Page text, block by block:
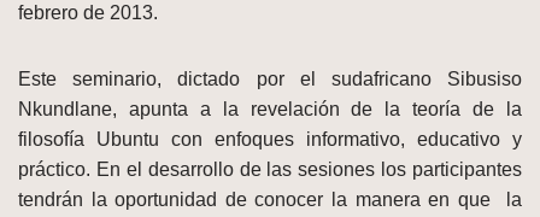
febrero de 2013.
Este seminario, dictado por el sudafricano Sibusiso
Nkundlane, apunta a la revelación de la teoría de la
filosofía Ubuntu con enfoques informativo, educativo y
práctico. En el desarrollo de las sesiones los participantes
tendrán la oportunidad de conocer la manera en que la